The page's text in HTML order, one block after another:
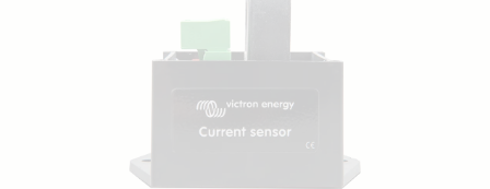
geregistreerd en weergegeven op de
VRM-website. De twee sensorkabels
kunnen worden aangesloten op de AUX-
en/of temperatuurmeetingang van een
Multi of Quattro.